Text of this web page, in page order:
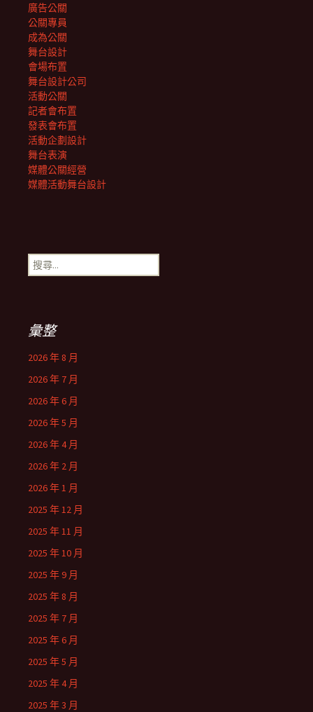
廣告公關
公關專員
成為公關
舞台設計
會場布置
舞台設計公司
活動公關
記者會布置
發表會布置
活動企劃設計
舞台表演
媒體公關經營
媒體活動舞台設計
搜
尋
彙整
2026 年 8 月
2026 年 7 月
2026 年 6 月
2026 年 5 月
2026 年 4 月
2026 年 2 月
2026 年 1 月
2025 年 12 月
2025 年 11 月
2025 年 10 月
2025 年 9 月
2025 年 8 月
2025 年 7 月
2025 年 6 月
2025 年 5 月
2025 年 4 月
2025 年 3 月